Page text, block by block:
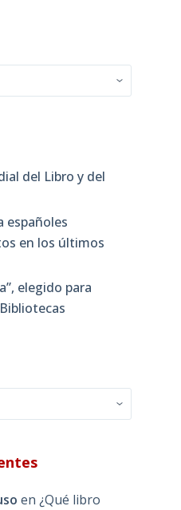
del Libro y del
españoles
en los últimos
elegido para
en ¿Qué libro